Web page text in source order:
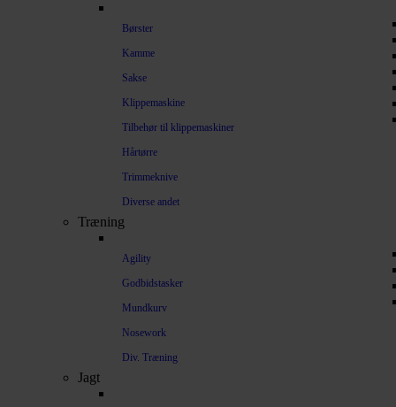
Børster
Kamme
Sakse
Klippemaskine
Tilbehør til klippemaskiner
Hårtørre
Trimmeknive
Diverse andet
Træning
Agility
Godbidstasker
Mundkurv
Nosework
Div. Træning
Jagt